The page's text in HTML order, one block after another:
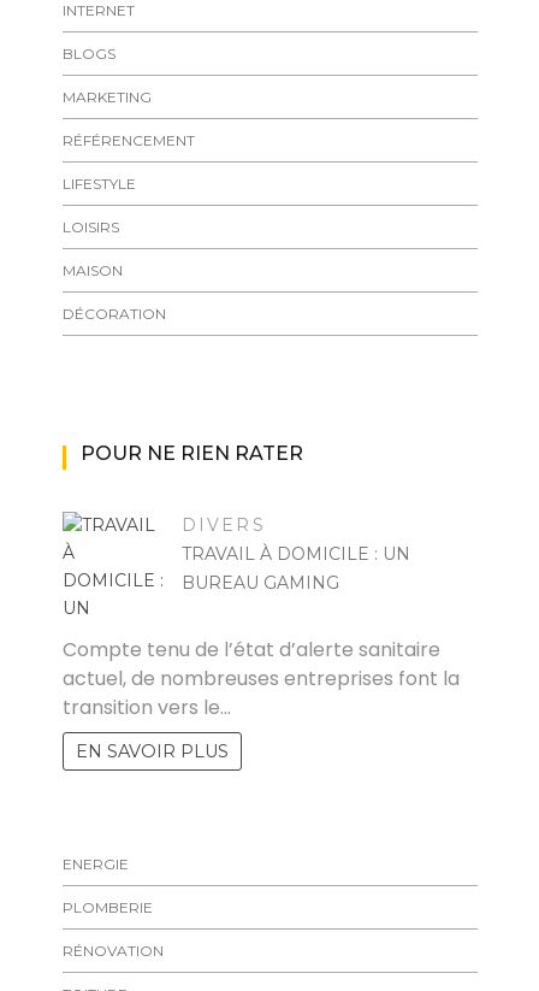
INTERNET
BLOGS
MARKETING
RÉFÉRENCEMENT
LIFESTYLE
LOISIRS
MAISON
DÉCORATION
POUR NE RIEN RATER
DIVERS
TRAVAIL À DOMICILE : UN
BUREAU GAMING
Compte tenu de l’état d’alerte sanitaire
actuel, de nombreuses entreprises font la
transition vers le…
EN SAVOIR PLUS
ENERGIE
PLOMBERIE
RÉNOVATION